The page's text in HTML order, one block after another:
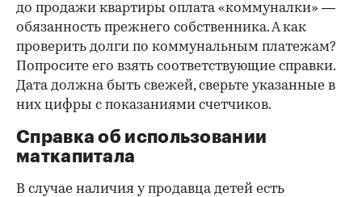
до продажи квартиры оплата «коммуналки» —
обязанность прежнего собственника. А как
проверить долги по коммунальным платежам?
Попросите его взять соответствующие справки.
Дата должна быть свежей, сверьте указанные в
них цифры с показаниями счетчиков.
Справка об использовании
маткапитала
В случае наличия у продавца детей есть